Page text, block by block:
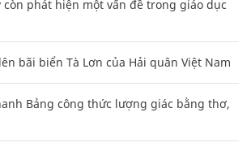
phát hiện một vấn đề trong giáo dục
bãi biển Tà Lơn của Hải quân Việt Nam
Bảng công thức lượng giác bằng thơ,